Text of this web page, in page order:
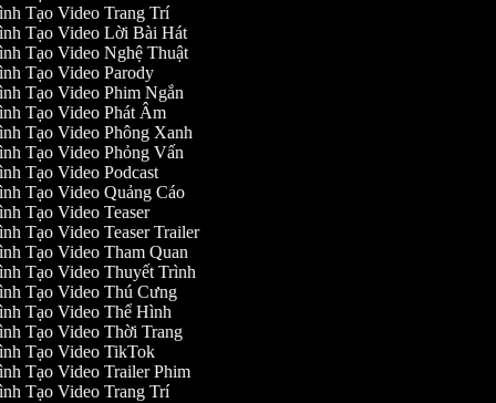
Tạo Video Trang Trí
Tạo Video Lời Bài Hát
Tạo Video Nghệ Thuật
Tạo Video Parody
Tạo Video Phim Ngắn
Tạo Video Phát Âm
Tạo Video Phông Xanh
Tạo Video Phỏng Vấn
Tạo Video Podcast
Tạo Video Quảng Cáo
Tạo Video Teaser
Tạo Video Teaser Trailer
Tạo Video Tham Quan
Tạo Video Thuyết Trình
Tạo Video Thú Cưng
Tạo Video Thể Hình
Tạo Video Thời Trang
Tạo Video TikTok
Tạo Video Trailer Phim
Tạo Video Trang Trí